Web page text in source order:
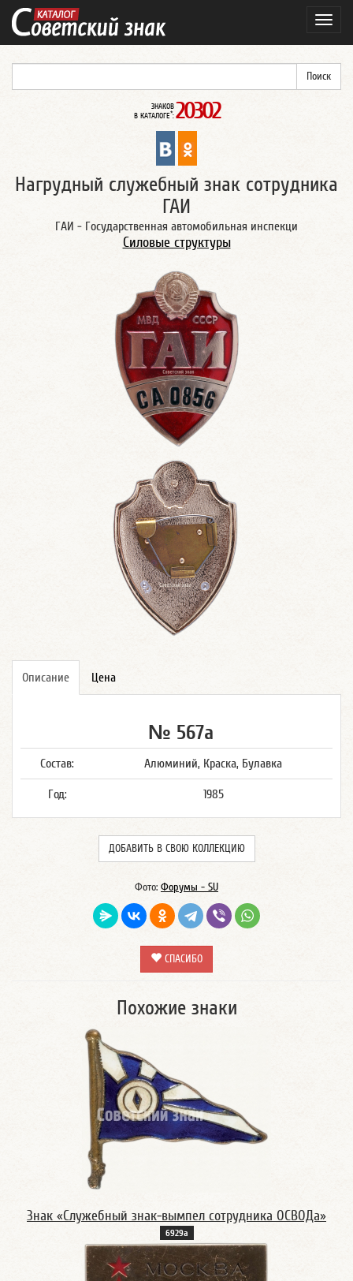
ЗНАКОВ
В КАТАЛОГЕ*: 20302
Нагрудный служебный знак сотрудника
ГАИ
ГАИ - Государственная автомобильная инспекци
Силовые структуры
Описание Цена
№ 567а
Состав: Алюминий, Краска, Булавка
Год: 1985
ДОБАВИТЬ В СВОЮ КОЛЛЕКЦИЮ
Фото: Форумы - SU
СПАСИБО
Похожие знаки
Знак «Служебный знак-вымпел сотрудника ОСВОДа»
6929а